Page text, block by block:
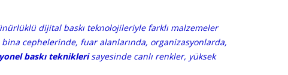
dijital baskı teknolojileriyle farklı malzemeler
cephelerinde, fuar alanlarında, organizasyonlarda,
baskı tekniklerisayesinde canlı renkler, yüksek